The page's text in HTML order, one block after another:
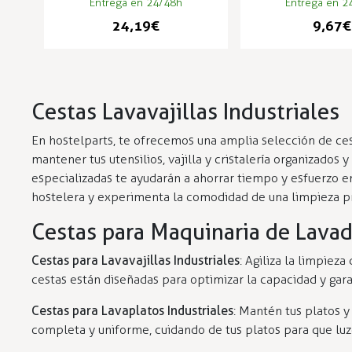
Entrega en 24/48h
24,19 €
Entrega en
9,67 €
Cestas Lavavajillas Industriales
En hostelparts, te ofrecemos una amplia selección de
mantener tus utensilios, vajilla y cristalería organizados
especializadas te ayudarán a ahorrar tiempo y esfuerzo
hostelera y experimenta la comodidad de una limpieza
Cestas para Maquinaria de
Cestas para Lavavajillas Industriales: Agiliza la limpieza
cestas están diseñadas para optimizar la capacidad y
Cestas para Lavaplatos Industriales: Mantén tus platos
completa y uniforme, cuidando de tus platos para que